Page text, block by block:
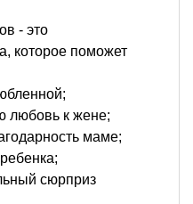
- это
которое поможет
любовь к жене;
маме;
сюрприз